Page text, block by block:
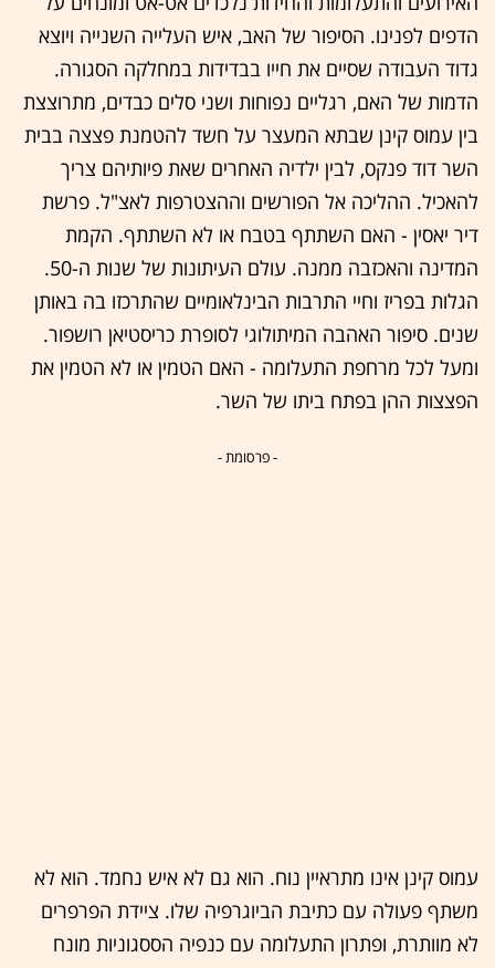
הדפים לפנינו. הסיפור של האב, איש העלייה השנייה ויוצא
גדוד העבודה שסיים את חייו בבדידות במחלקה הסגורה.
הדמות של האם, רגליים נפוחות ושני סלים כבדים, מתרוצצת
בין עמוס קינן שבתא המעצר על חשד להטמנת פצצה בבית
השר דוד פנקס, לבין ילדיה האחרים שאת פיותיהם צריך
להאכיל. ההליכה אל הפורשים וההצטרפות לאצ"ל. פרשת
דיר יאסין - האם השתתף בטבח או לא השתתף. הקמת
המדינה והאכזבה ממנה. עולם העיתונות של שנות ה-50.
הגלות בפריז וחיי התרבות הבינלאומיים שהתרכזו בה באותן
שנים. סיפור האהבה המיתולוגי לסופרת כריסטיאן רושפור.
ומעל לכל מרחפת התעלומה - האם הטמין או לא הטמין את
הפצצות ההן בפתח ביתו של השר.
- פרסומת -
עמוס קינן אינו מתראיין נוח. הוא גם לא איש נחמד. הוא לא
משתף פעולה עם כתיבת הביוגרפיה שלו. ציידת הפרפרים
לא מוותרת, ופתרון התעלומה עם כנפיה הססגוניות מונח